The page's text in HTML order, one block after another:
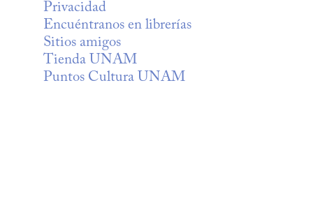
Privacidad
Encuéntranos en librerías
Sitios amigos
Tienda UNAM
Puntos Cultura UNAM